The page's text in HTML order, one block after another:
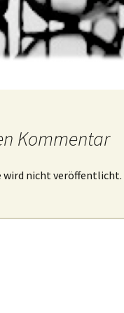
Kommentar
wird nicht veröffentlicht.